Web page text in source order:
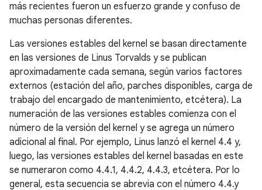
más recientes fueron un esfuerzo grande y confuso de
muchas personas diferentes.
Las versiones estables del kernel se basan directamente
en las versiones de Linus Torvalds y se publican
aproximadamente cada semana, según varios factores
externos (estación del año, parches disponibles, carga de
trabajo del encargado de mantenimiento, etcétera). La
numeración de las versiones estables comienza con el
número de la versión del kernel y se agrega un número
adicional al final. Por ejemplo, Linus lanzó el kernel 4.4 y,
luego, las versiones estables del kernel basadas en este
se numeraron como 4.4.1, 4.4.2, 4.4.3, etcétera. Por lo
general, esta secuencia se abrevia con el número 4.4.y